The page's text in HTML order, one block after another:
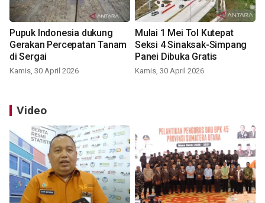
Pupuk Indonesia dukung
Gerakan Percepatan Tanam
di Sergai
Kamis, 30 April 2026
Mulai 1 Mei Tol Kutepat
Seksi 4 Sinaksak-Simpang
Panei Dibuka Gratis
Kamis, 30 April 2026
Video